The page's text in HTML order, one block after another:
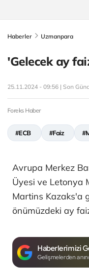
Haberler Uzmanpara
'Gelecek ay
25.11.2024 - 09:56 | Son
Foreks Haber
#ECB #Faiz
Avrupa Merkez
Üyesi ve Letonya
Martins Kazaks'a
önümüzdeki ay
Haberlerimizi
Gelişmelerden